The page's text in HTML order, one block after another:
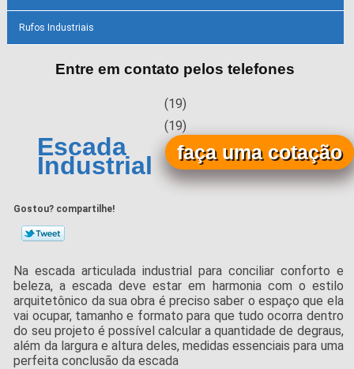
Rufos Industriais
Entre em contato pelos telefones
(19)
(19)
Escada Articulada
Industrial
Gostou? compartilhe!
Na escada articulada industrial para conciliar conforto e
beleza, a escada deve estar em harmonia com o estilo
arquitetônico da sua obra é preciso saber o espaço que ela
vai ocupar, tamanho e formato para que tudo ocorra dentro
do seu projeto é possível calcular a quantidade de degraus,
além da largura e altura deles, medidas essenciais para uma
perfeita conclusão da escada
faça uma cotação